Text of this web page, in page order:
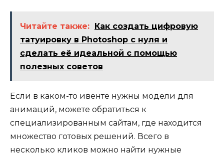
Читайте также:
Как создать цифровую
татуировку в Photoshop с нуля и
сделать её идеальной с помощью
полезных советов
Если в каком-то ивенте нужны модели для
анимаций, можете обратиться к
специализированным сайтам, где находится
множество готовых решений. Всего в
несколько кликов можно найти нужные